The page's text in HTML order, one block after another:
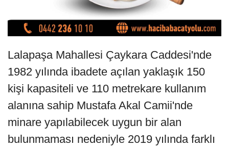
Lalapaşa Mahallesi Çaykara Caddesi'nde
1982 yılında ibadete açılan yaklaşık 150
kişi kapasiteli ve 110 metrekare kullanım
alanına sahip Mustafa Akal Camii'nde
minare yapılabilecek uygun bir alan
bulunmaması nedeniyle 2019 yılında farklı